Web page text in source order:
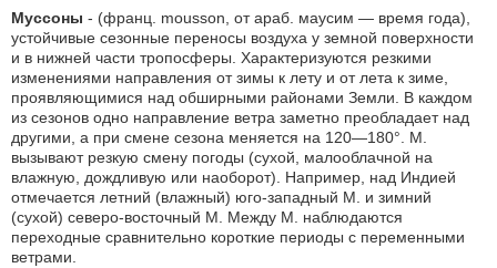
Муссоны - (франц. mousson, от араб. маусим — время года),
устойчивые сезонные переносы воздуха у земной поверхности
и в нижней части тропосферы. Характеризуются резкими
изменениями направления от зимы к лету и от лета к зиме,
проявляющимися над обширными районами Земли. В каждом
из сезонов одно направление ветра заметно преобладает над
другими, а при смене сезона меняется на 120—180°. М.
вызывают резкую смену погоды (сухой, малооблачной на
влажную, дождливую или наоборот). Например, над Индией
отмечается летний (влажный) юго-западный М. и зимний
(сухой) северо-восточный М. Между М. наблюдаются
переходные сравнительно короткие периоды с переменными
ветрами.